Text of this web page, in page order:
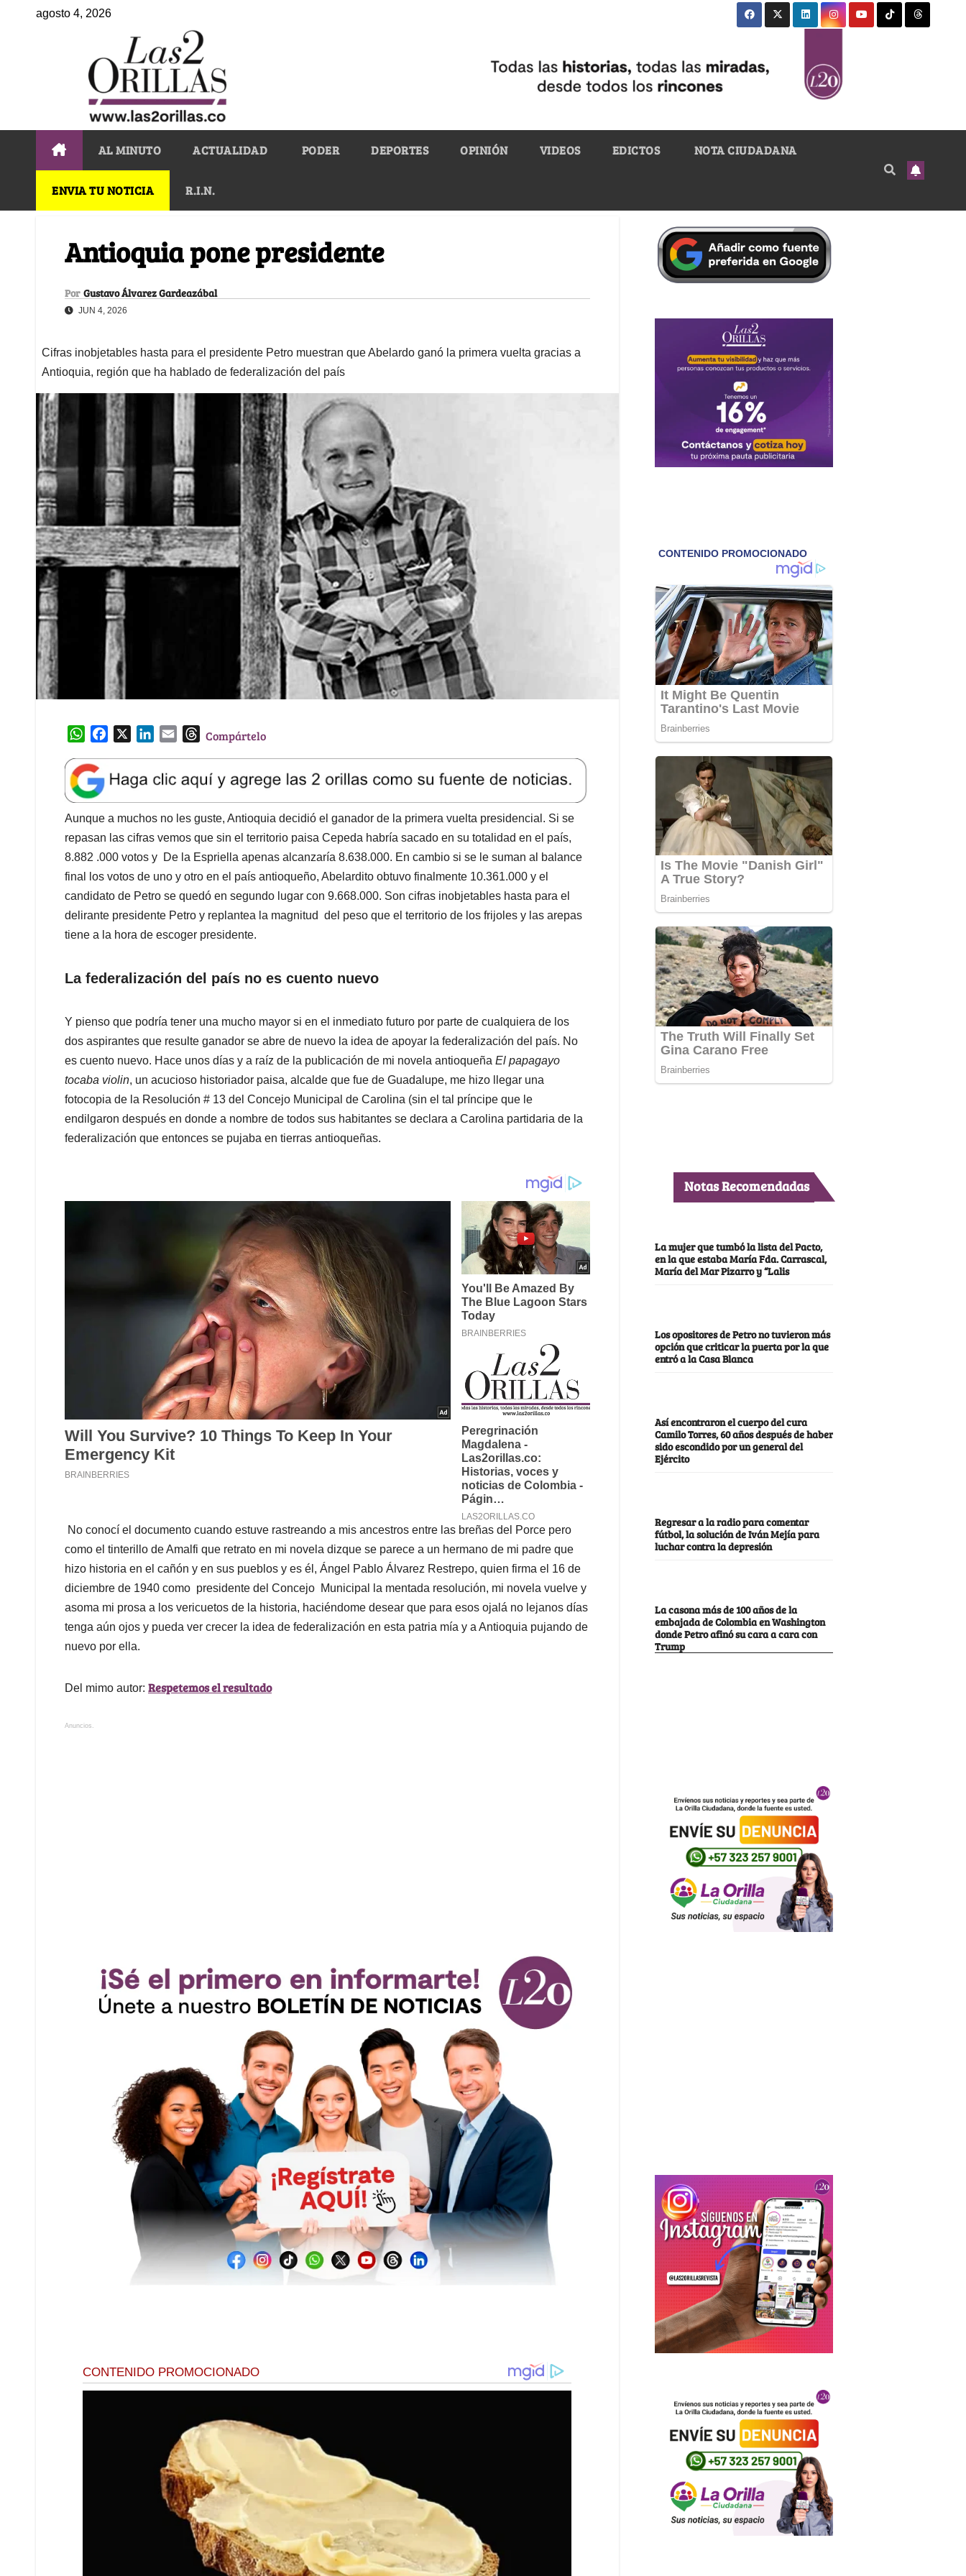
agosto 4, 2026
AL MINUTO ACTUALIDAD PODER DEPORTES OPINIÓN VIDEOS EDICTOS NOTA CIUDADANA
ENVIA TU NOTICIA R.I.N.
Antioquia pone presidente
Por Gustavo Álvarez Gardeazábal
JUN 4, 2026
Cifras inobjetables hasta para el presidente Petro muestran que Abelardo ganó la primera vuelta gracias a
Antioquia, región que ha hablado de federalización del país
W
a
t
s
A
p
p
e
b
o
o
k
k
e
d
I
n
l
T
e
a
d
s
Compártelo
Aunque a muchos no les guste, Antioquia decidió el ganador de la primera vuelta presidencial. Si se
repasan las cifras vemos que sin el territorio paisa Cepeda habría sacado en su totalidad en el país,
8.882 .000 votos y De la Espriella apenas alcanzaría 8.638.000. En cambio si se le suman al balance
final los votos de uno y otro en el país antioqueño, Abelardito obtuvo finalmente 10.361.000 y el
candidato de Petro se quedó en segundo lugar con 9.668.000. Son cifras inobjetables hasta para el
delirante presidente Petro y replantea la magnitud del peso que el territorio de los frijoles y las arepas
tiene a la hora de escoger presidente.
La federalización del país no es cuento nuevo
Y pienso que podría tener una mucho mayor si en el inmediato futuro por parte de cualquiera de los
dos aspirantes que resulte ganador se abre de nuevo la idea de apoyar la federalización del país. No
es cuento nuevo. Hace unos días y a raíz de la publicación de mi novela antioqueña El papagayo
tocaba violin, un acucioso historiador paisa, alcalde que fue de Guadalupe, me hizo llegar una
fotocopia de la Resolución # 13 del Concejo Municipal de Carolina (sin el tal príncipe que le
endilgaron después en donde a nombre de todos sus habitantes se declara a Carolina partidaria de la
federalización que entonces se pujaba en tierras antioqueñas.
No conocí el documento cuando estuve rastreando a mis ancestros entre las breñas del Porce pero
como el tinterillo de Amalfi que retrato en mi novela dizque se parece a un hermano de mi padre que
hizo historia en el cañón y en sus pueblos y es él, Ángel Pablo Álvarez Restrepo, quien firma el 16 de
diciembre de 1940 como presidente del Concejo Municipal la mentada resolución, mi novela vuelve y
asoma mi prosa a los vericuetos de la historia, haciéndome desear que para esos ojalá no lejanos días
tenga aún ojos y pueda ver crecer la idea de federalización en esta patria mía y a Antioquia pujando de
nuevo por ella.
Del mimo autor: Respetemos el resultado
Anuncios.
Notas Recomendadas
La mujer que tumbó la lista del Pacto,
en la que estaba María Fda. Carrascal,
María del Mar Pizarro y “Lalis
Los opositores de Petro no tuvieron más
opción que criticar la puerta por la que
entró a la Casa Blanca
Así encontraron el cuerpo del cura
Camilo Torres, 60 años después de haber
sido escondido por un general del
Ejército
Regresar a la radio para comentar
fútbol, la solución de Iván Mejía para
luchar contra la depresión
La casona más de 100 años de la
embajada de Colombia en Washington
donde Petro afinó su cara a cara con
Trump